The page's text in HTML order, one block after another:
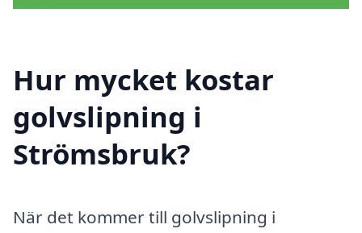
Hur mycket kostar
golvslipning i
Strömsbruk?
När det kommer till golvslipning i